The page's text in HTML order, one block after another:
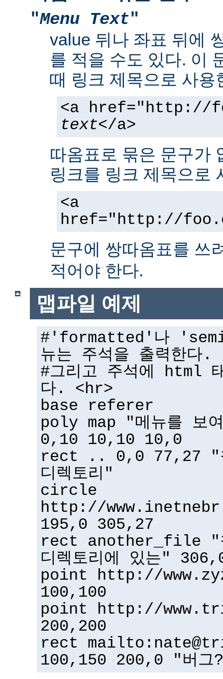
"Menu Text"
value 뒤나 좌표 뒤에
를 적을 수도 있다. 이
때 링크 제목으로 사용
<a href="http://
text</a>
따옴표로 묶은 문구가
링크를 링크 제목으로
<a
href="http://
문구에 쌍따옴표를 쓰
적어야 한다.
맵파일 예제
#'formatted'나
뉴는 주석을 출력한다.
#그리고 주석에 html
다. <hr>
base referer
poly map "메뉴를 보
0,10 10,10 10,0
rect .. 0,0 77,27 "
디렉토리"
circle
http://
195,0 305,27
rect another_file "
디렉토리에 있는"
point http://
100,100
point http://
200,200
rect
100,150 200,0 "버그